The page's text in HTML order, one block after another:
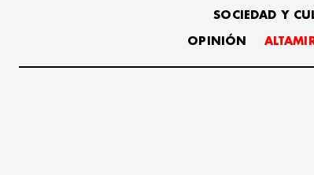
SOCIEDAD Y
OPINIÓN